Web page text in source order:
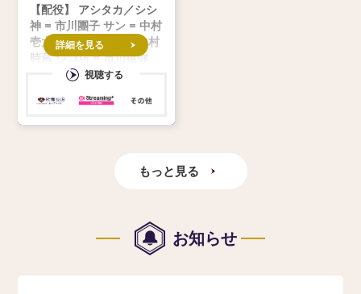
【配役】 アシタカ／シシ
神 = 市川團子 サン = 中村
壱太郎 エボシ御前 = 中村
時蔵 ジコ坊 = 市川猿弥
モロの君 = 市川笑三郎 甲
市川寿猿 ヒ
詳細を見る
視聴する
もっと見る
お知らせ